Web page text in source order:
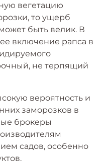
вегетацию
то ущерб
быть велик. В
включение рапса в
не терпящий
вероятность и
заморозков в
брокеры
садов, особенно